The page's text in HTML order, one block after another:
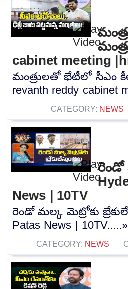
cabinet meeting
మంత్రులతో భేటీలో సీఎం
revanth reddy cabinet
CATEGORY: NEWS
రెండో
News | 10TV
రెండో మల్క మెట్రోకు
Patas News |
CATEGORY: NEWS